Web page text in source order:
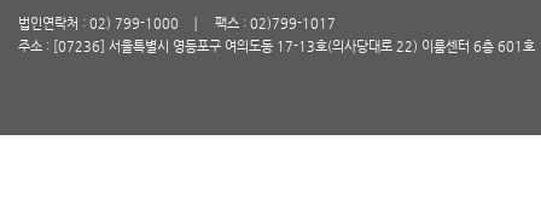
법인연락처 : 02) 799-1000
팩스 : 02)799-1017
주소 : [07236] 서울특별시 영등포구 여의도동 17-13호(의사당대로 22) 이룸센터 6층 601호